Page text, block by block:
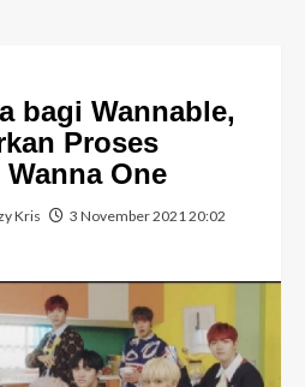
bagi Wannable,
Proses
One
Kris
3 November 2021 20:02